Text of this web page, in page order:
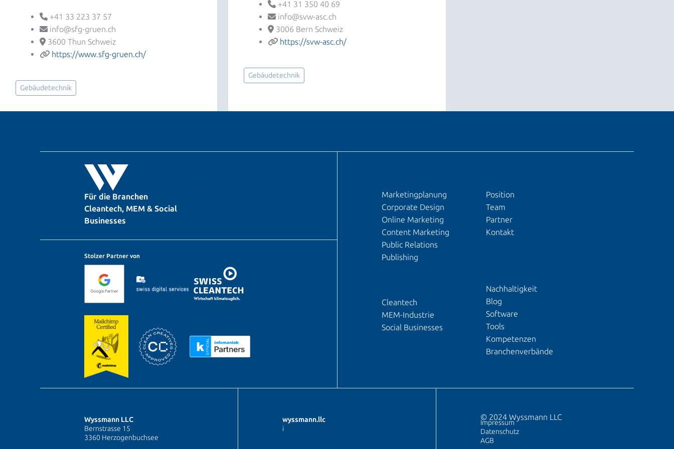
+41 33 223 37 57
info@sfg-gruen.ch
3600 Thun Schweiz
https://www.sfg-gruen.ch/
Gebäudetechnik
+41 31 350 40 69
info@svw-asc.ch
3006 Bern Schweiz
https://svw-asc.ch/
Gebäudetechnik
Für die Branchen
Cleantech, MEM & Social
Businesses
Stolzer Partner von
Marketingplanung
Corporate Design
Online Marketing
Content Marketing
Public Relations
Publishing
Cleantech
MEM-Industrie
Social Businesses
Position
Team
Partner
Kontakt
Nachhaltigkeit
Blog
Software
Tools
Kompetenzen
Branchenverbände
Wyssmann LLC
Bernstrasse 15
3360 Herzogenbuchsee
wyssmann.llc
info@wyssmann.llc
© 2024 Wyssmann LLC
Impressum
Datenschutz
AGB